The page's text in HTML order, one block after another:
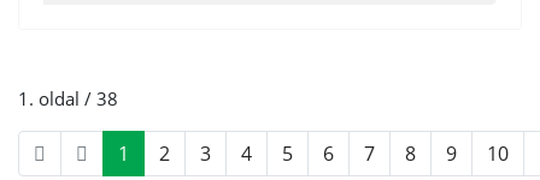
1. oldal / 38
1 2 3 4 5 6 7 8 9 10